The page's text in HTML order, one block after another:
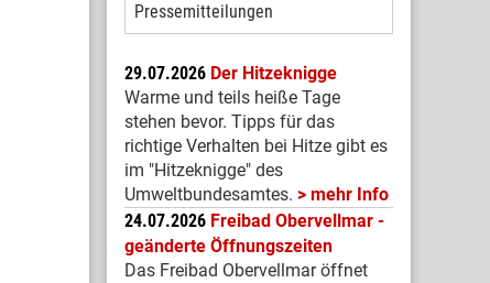
Pressemitteilungen
29.07.2026 Der Hitzeknigge
Warme und teils heiße Tage
stehen bevor. Tipps für das
richtige Verhalten bei Hitze gibt es
im "Hitzeknigge" des
Umweltbundesamtes.
mehr Info
24.07.2026 Freibad Obervellmar -
geänderte Öffnungszeiten
Das Freibad Obervellmar öffnet